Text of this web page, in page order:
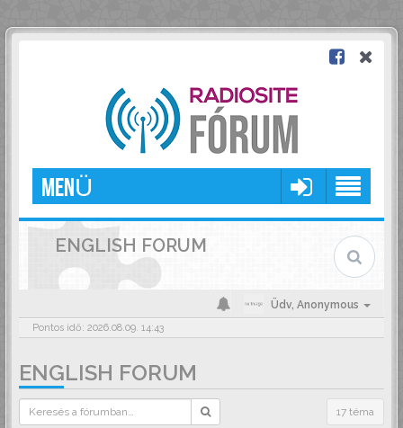
MENÜ
ENGLISH FORUM
Üdv, Anonymous
Pontos idő: 2026.08.09. 14:43
ENGLISH FORUM
17 téma